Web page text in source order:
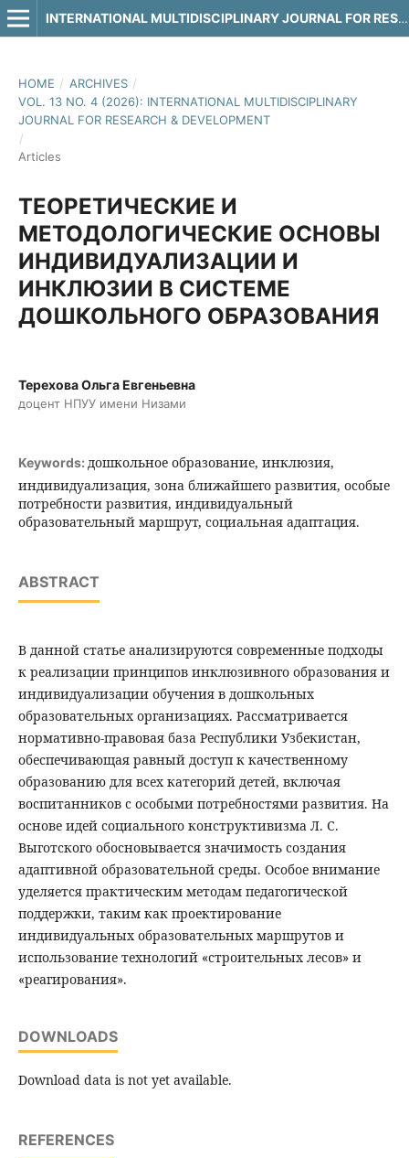
INTERNATIONAL MULTIDISCIPLINARY JOURNAL FOR RESEARCH & DEVELOPMENT
HOME / ARCHIVES /
VOL. 13 NO. 4 (2026): INTERNATIONAL MULTIDISCIPLINARY
JOURNAL FOR RESEARCH & DEVELOPMENT
/
Articles
ТЕОРЕТИЧЕСКИЕ И
МЕТОДОЛОГИЧЕСКИЕ ОСНОВЫ
ИНДИВИДУАЛИЗАЦИИ И
ИНКЛЮЗИИ В СИСТЕМЕ
ДОШКОЛЬНОГО ОБРАЗОВАНИЯ
Терехова Ольга Евгеньевна
доцент НПУУ имени Низами
Keywords: дошкольное образование, инклюзия,
индивидуализация, зона ближайшего развития, особые
потребности развития, индивидуальный
образовательный маршрут, социальная адаптация.
ABSTRACT
В данной статье анализируются современные подходы
к реализации принципов инклюзивного образования и
индивидуализации обучения в дошкольных
образовательных организациях. Рассматривается
нормативно-правовая база Республики Узбекистан,
обеспечивающая равный доступ к качественному
образованию для всех категорий детей, включая
воспитанников с особыми потребностями развития. На
основе идей социального конструктивизма Л. С.
Выготского обосновывается значимость создания
адаптивной образовательной среды. Особое внимание
уделяется практическим методам педагогической
поддержки, таким как проектирование
индивидуальных образовательных маршрутов и
использование технологий «строительных лесов» и
«реагирования».
DOWNLOADS
Download data is not yet available.
REFERENCES